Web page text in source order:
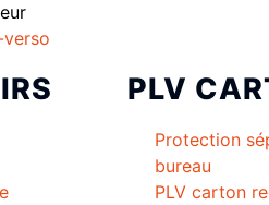
PLV
Protection
bureau
PLV carton